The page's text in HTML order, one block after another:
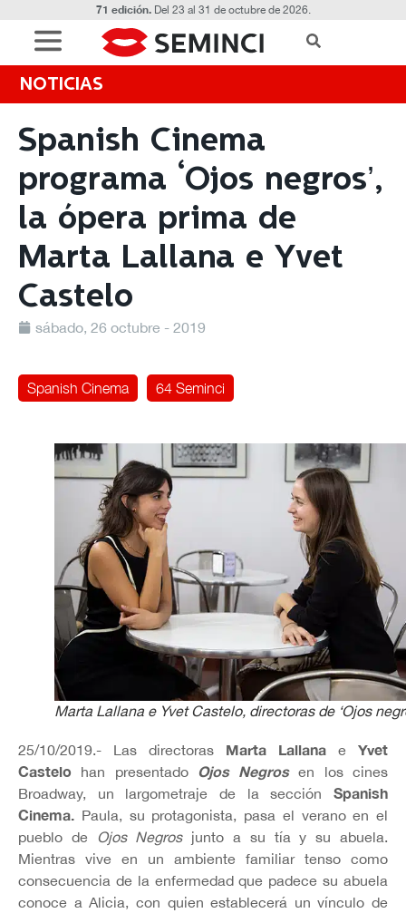
71 edición.Del 23 al 31 de octubre de 2026.
NOTICIAS
Spanish Cinema
programa ‘Ojos negros’,
la ópera prima de
Marta Lallana e Yvet
Castelo
sábado, 26 octubre - 2019
Spanish Cinema 64 Seminci
Marta Lallana e Yvet Castelo, directoras de ‘Ojos
25/10/2019.- Las directoras Marta Lallana e Yvet
Castelo han presentado Ojos Negrosen los cines
Broadway, un largometraje de la sección Spanish
Cinema.
Paula, su protagonista, pasa el verano en el
pueblo deOjos Negrosjunto a su tía y su abuela.
Mientras vive en un ambiente familiar tenso como
consecuencia de la enfermedad que padece su abuela
conoce a Alicia, con quien establecerá un vínculo de